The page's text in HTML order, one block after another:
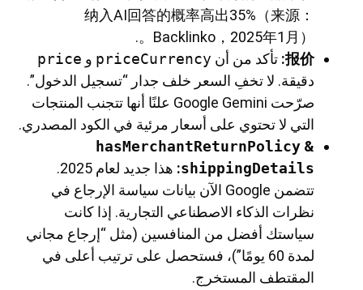
纳入AI回答的概率高出35%（来源：
Backlinko，2025年1月）。.
报价
: تأكد من أن priceCurrency و price
دقيقة. لا تخفِ السعر خلف جدار “تسجيل الدخول”.
صرّحت Google Gemini علنًا أنها تتجنب المنتجات
التي لا تحتوي على أسعار مرئية في الكود المصدري.
hasMerchantReturnPolicy &
shippingDetails
:
هذا جديد لعام 2025.
تتضمن Google الآن بيانات سياسة الإرجاع في
نظرات الذكاء الاصطناعي التجارية. إذا كانت
سياستك أفضل من المنافسين (مثل “إرجاع مجاني
لمدة 60 يومًا”)، فستحصل على ترتيب أعلى في
المقتطف المستخرج.